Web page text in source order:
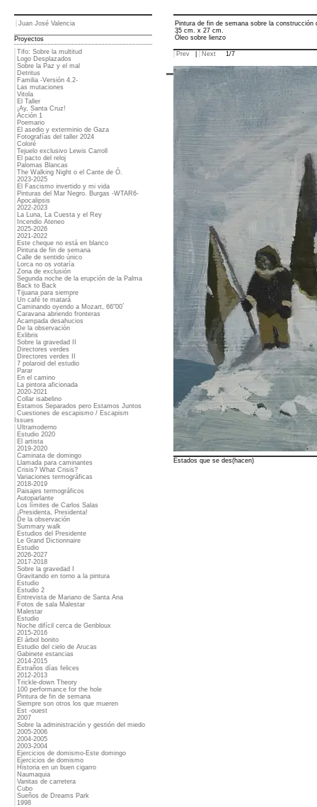
Juan José Valencia
Proyectos
Tifo: Sobre la multitud
Logo Desplazados
Sobre la Paz y el mal
Detritus
Familia -Versión 4.2-
Las mutaciones
Vitola
El Taller
¡Ay, Santa Cruz!
Acción 1
Poemario
El asedio y exterminio de Gaza
Fotografías del taller 2024
Coloré
Tejuelo exclusivo Lewis Carroll
El pacto del reloj
Palomas Blancas
The Walking Night o el Cante de Ó.
2023-2025
El Fascismo invertido y mi vida
Pinturas del Mar Negro. Burgas -WTAR6-
Apocalipsis
2022-2023
La Luna, La Cuesta y el Rey
Incendio Ateneo
2025-2026
2021-2022
Este cheque no está en blanco
Pintura de fin de semana
Calle de sentido único
Lorca no os votaría
Zona de exclusión
Segunda noche de la erupción de la Palma
Back to Back
Tijuana para siempre
Un café te matará
Caminando oyendo a Mozart, 66"00´
Caravana abriendo fronteras
Acampada desahucios
De la observación
Exlibris
Sobre la gravedad II
Directores verdes
Directores verdes II
7 polaroid del estudio
Parar
En el camino
La pintora aficionada
2020-2021
Collar isabelino
Estamos Separados pero Estamos Juntos
Cuestiones de escapismo / Escapism
Issues
Ultramoderno
Estudio 2020
El artista
2019-2020
Caminata de domingo
Llamada para caminantes
Crisis? What Crisis?
Variaciones termográficas
2018-2019
Paisajes termográficos
Autoparlante
Los límites de Carlos Salas
¡Presidenta, Presidenta!
De la observación
Summary walk
Estudios del Presidente
Le Grand Dictionnaire
Estudio
2026-2027
2017-2018
Sobre la gravedad I
Gravitando en torno a la pintura
Estudio
Estudio 2
Entrevista de Mariano de Santa Ana
Fotos de sala Malestar
Malestar
Estudio
Noche difícil cerca de Genbloux
2015-2016
El árbol bonito
Estudio del cielo de Arucas
Gabinete estancias
2014-2015
Extraños días felices
2012-2013
Trickle-down Theory
100 performance for the hole
Pintura de fin de semana
Siempre son otros los que mueren
Est -ouest
2007
Sobre la administración y gestión del miedo
2005-2006
2004-2005
2003-2004
Ejercicios de domismo-Este domingo
Ejercicios de domismo
Historia en un buen cigarro
Naumaquia
Vanitas de carretera
Cubo
Sueños de Dreams Park
1998
Pintura de fin de semana sobre la construcción
35 cm. x 27 cm.
Óleo sobre lienzo
Prev Next 1/7
Estados que se des(hacen)